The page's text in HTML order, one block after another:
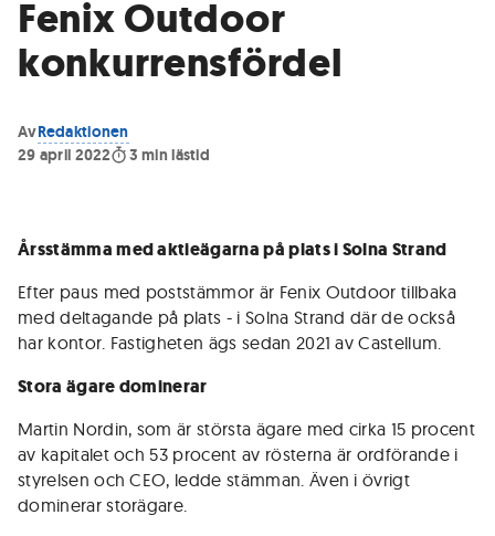
Fenix Outdoor
konkurrensfördel
AvRedaktionen
29 april 2022
3 min lästid
Årsstämma med aktieägarna på plats i Solna Strand
Efter paus med poststämmor är Fenix Outdoor tillbaka
med deltagande på plats - i Solna Strand där de också
har kontor. Fastigheten ägs sedan 2021 av Castellum.
Stora ägare dominerar
Martin Nordin, som är största ägare med cirka 15 procent
av kapitalet och 53 procent av rösterna är ordförande i
styrelsen och CEO, ledde stämman. Även i övrigt
dominerar storägare.